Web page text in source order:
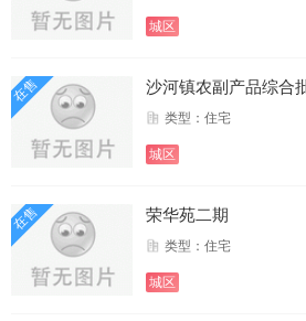
城区
在售 沙河镇农副产品综合
类型：住宅
城区
在售 荣华苑二期
类型：住宅
城区